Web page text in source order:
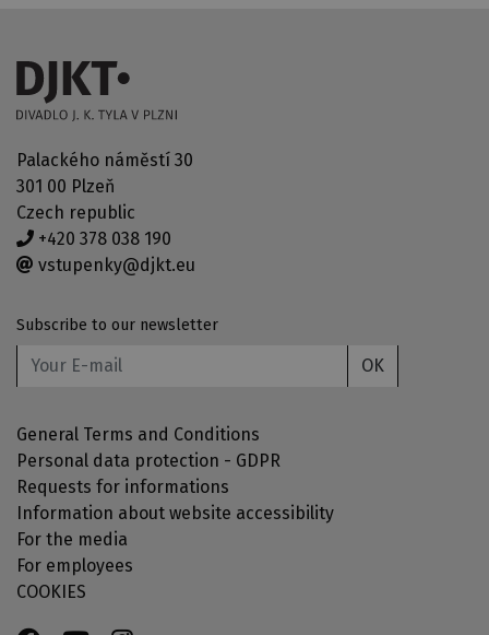
Palackého náměstí 30
301 00 Plzeň
Czech republic
+420 378 038 190
vstupenky@djkt.eu
Subscribe to our newsletter
OK
General Terms and Conditions
Personal data protection - GDPR
Requests for informations
Information about website accessibility
For the media
For employees
COOKIES